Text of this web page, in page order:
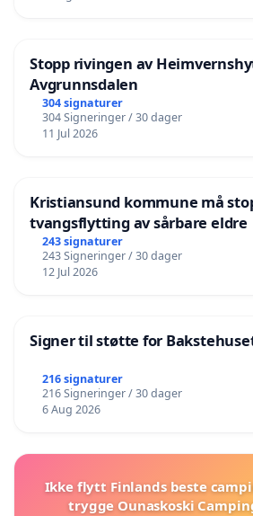
Stopp rivingen av
Avgrunnsdalen
304 signaturer
304 Signeringer / 30 dager
11 Jul 2026
Kristiansund kommune må
tvangsflytting av sårbare eldre
243 signaturer
243 Signeringer / 30 dager
12 Jul 2026
Signer til støtte for
216 signaturer
216 Signeringer / 30 dager
6 Aug 2026
Ikke flytt Finlands beste
trygge Ounaskoski